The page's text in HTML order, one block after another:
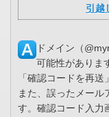
引越
ドメイン（
可能性がありま
「確認コードを再送
また、誤ったメール
す。確認コード入力